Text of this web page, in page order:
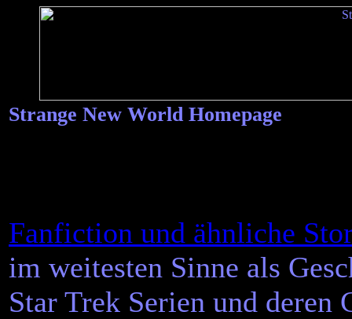
Strange New World Homepage
Fanfiction und ähnliche
im weitesten Sinne als
Star Trek Serien und deren